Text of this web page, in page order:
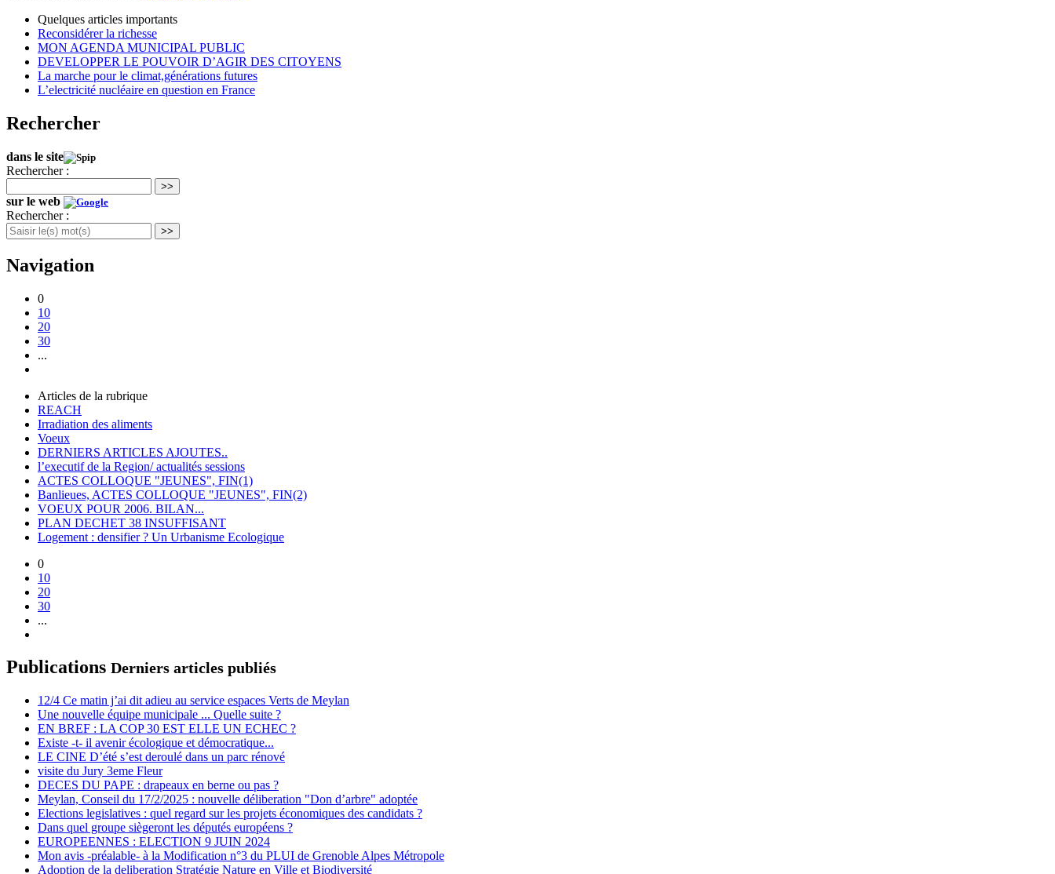
Quelques articles importants
Reconsidérer la richesse
MON AGENDA MUNICIPAL PUBLIC
DEVELOPPER LE POUVOIR D’AGIR DES CITOYENS
La marche pour le climat,générations futures
L’electricité nucléaire en question en France
Rechercher
dans le site
Rechercher :
>>
sur le web
Rechercher :
>>
Navigation
0
10
20
30
...
Articles de la rubrique
REACH
Irradiation des aliments
Voeux
DERNIERS ARTICLES AJOUTES..
l’executif de la Region/ actualités sessions
ACTES COLLOQUE "JEUNES", FIN(1)
Banlieues, ACTES COLLOQUE "JEUNES", FIN(2)
VOEUX POUR 2006. BILAN...
PLAN DECHET 38 INSUFFISANT
Logement : densifier ? Un Urbanisme Ecologique
0
10
20
30
...
Publications Derniers articles publiés
12/4 Ce matin j’ai dit adieu au service espaces Verts de Meylan
Une nouvelle équipe municipale ... Quelle suite ?
EN BREF : LA COP 30 EST ELLE UN ECHEC ?
Existe -t- il avenir écologique et démocratique...
LE CINE D’été s’est deroulé dans un parc rénové
visite du Jury 3eme Fleur
DECES DU PAPE : drapeaux en berne ou pas ?
Meylan, Conseil du 17/2/2025 : nouvelle déliberation "Don d’arbre" adoptée
Elections legislatives : quel regard sur les projets économiques des candidats ?
Dans quel groupe siègeront les députés européens ?
EUROPEENNES : ELECTION 9 JUIN 2024
Mon avis -préalable- à la Modification n°3 du PLUI de Grenoble Alpes Métropole
Adoption de la deliberation Stratégie Nature en Ville et Biodiversité